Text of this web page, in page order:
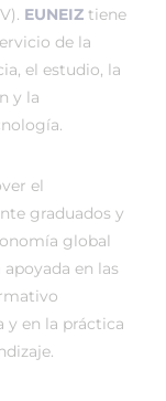
EUNEIZ tiene
de la
el estudio, la
y la
el
graduados y
global
en las
y en la práctica